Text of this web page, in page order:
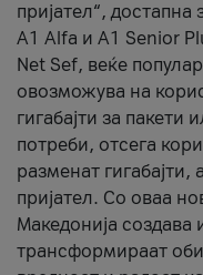
пријател“,
А1 Alfa и A1 Senior
Net Sef, веќе
овозможува на
гигабајти за пакети
потреби, отсега
разменат гигабајти,
пријател. Со оваа
Македонија создава
трансформираат